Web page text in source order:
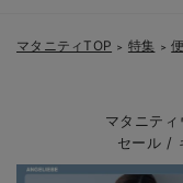
マタニティTOP ＞ 特集 ＞
マタニテ
セール /